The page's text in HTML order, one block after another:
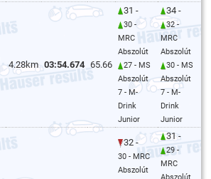
4.28km 03:54.674 65.66
31 -
30 -
MRC
Abszolút
27 - MS
Abszolút
7 - M-
Drink
Junior
34 -
32 -
MRC
Abszolút
30 - MS
Abszolút
7 - M-
Drink
Junior
32 -
30 - MRC
Abszolút
31 -
29 -
MRC